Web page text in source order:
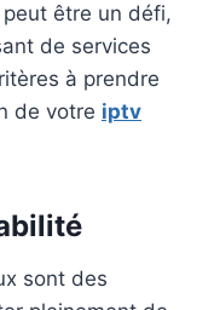
peut être un défi,
de services
à prendre
de votre iptv
sont des